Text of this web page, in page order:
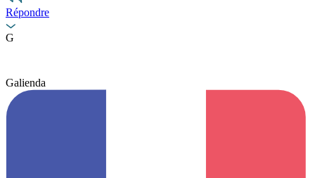
Répondre
G
Galienda